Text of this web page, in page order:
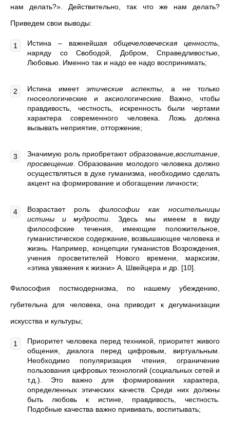
нам делать?». Действительно, так что же нам делать?
Приведем свои выводы:
Истина – важнейшаяобщечеловеческая ценность
наряду со Свободой, Добром, Справедливостью,
Любовью. Именно так и надо ее надо воспринимать;
Истина имеетэтические аспекты, а не только
гносеологические и аксиологические. Важно, чтобы
правдивость, честность, искренность были чертами
характера современного человека. Ложь должна
вызывать неприятие, отторжение;
Значимую роль приобретают образование,воспитание
просвещение . Образование молодого человека должно
осуществляться в духе гуманизма, необходимо сделать
акцент на формирование и обогащении личности;
Возрастает роль философии как носительницы
истины и мудрости . Здесь мы имеем в виду
философские течения, имеющие положительное,
гуманистическое содержание, возвышающее человека и
жизнь. Например, концепции гуманистов Возрождения,
учения просветителей Нового времени, марксизм,
«этика уважения к жизни» А. Швейцера и др. [10].
Философия постмодернизма, по нашему убеждению,
губительна для человека, она приводит к дегуманизации
искусства и культуры;
Приоритет человека перед техникой, приоритет живого
общения, диалога перед цифровым, виртуальным.
Необходимо популяризация чтения, ограничение
пользования цифровых технологий (социальных сетей и
т.д.). Это важно для формирования характера,
определенных этических качеств. Среди них должны
быть любовь к истине, правдивость, честность.
Подобные качества важно прививать, воспитывать;